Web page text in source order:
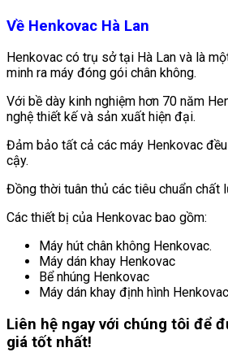
Về Henkovac Hà Lan
Henkovac có trụ sở tại Hà Lan và là
minh ra máy đóng gói chân không.
Với bề dày kinh nghiệm hơn 70 năm
nghệ thiết kế và sản xuất hiện đại.
Đảm bảo tất cả các máy Henkovac
cậy.
Đồng thời tuân thủ các tiêu chuẩn chất
Các thiết bị của Henkovac bao gồm:
Máy hút chân không Henkovac.
Máy dán khay Henkovac
Bể nhúng Henkovac
Máy dán khay định hình Henkovac
Liên hệ ngay với chúng tôi để
giá tốt nhất!